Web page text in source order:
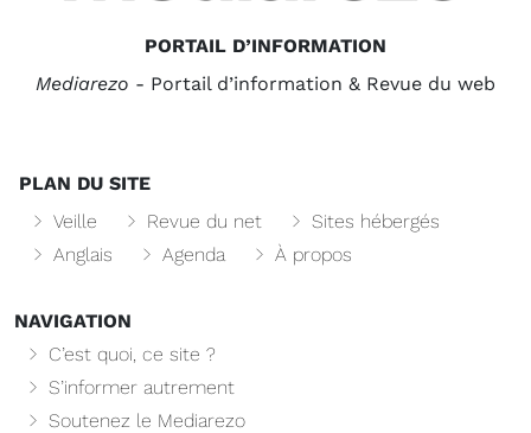
PORTAIL D’INFORMATION
Mediarezo - Portail d’information & Revue du web
PLAN DU SITE
Veille
Revue du net
Sites hébergés
Anglais
Agenda À propos
NAVIGATION
C’est quoi, ce site ?
S’informer autrement
Soutenez le Mediarezo